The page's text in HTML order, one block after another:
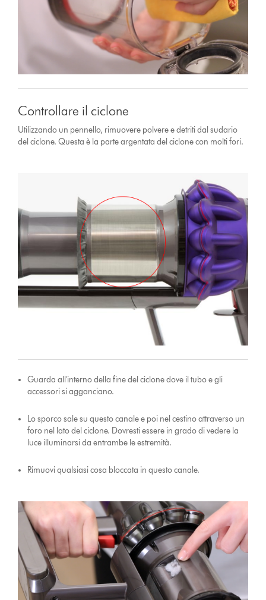
Controllare il ciclone
Utilizzando un pennello, rimuovere polvere e detriti dal sudario
del ciclone. Questa è la parte argentata del ciclone con molti fori.
Guarda all'interno della fine del ciclone dove il tubo e gli
accessori si agganciano.
Lo sporco sale su questo canale e poi nel cestino attraverso un
foro nel lato del ciclone. Dovresti essere in grado di vedere la
luce illuminarsi da entrambe le estremità.
Rimuovi qualsiasi cosa bloccata in questo canale.